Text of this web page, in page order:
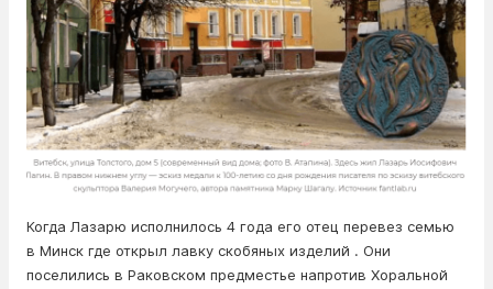
Когда Лазарю исполнилось 4 года его отец перевез семью
в Минск где открыл лавку скобяных изделий . Они
поселились в Раковском предместье напротив Хоральной